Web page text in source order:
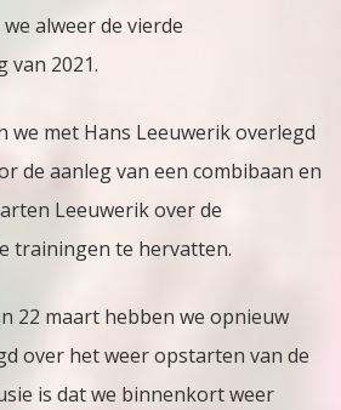
alweer de vierde
van 2021.
we met Hans Leeuwerik overlegd
de aanleg van een combibaan en
Leeuwerik over de
trainingen te hervatten.
22 maart hebben we opnieuw
over het weer opstarten van de
is dat we binnenkort weer